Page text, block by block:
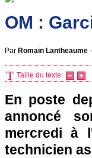
OM :
Par Romain Lantheaume -
Taille du texte:
En poste
annoncé
mercredi à
technicien